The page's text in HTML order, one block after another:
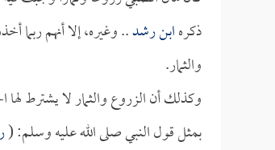
ذكرهابن رشد.. وغيره، إلا أنهم ربما
والثمار.
وكذلك أن الزروع والثمار لا يشترط
بمثل قول النبي صلى الله عليه وسلم: (